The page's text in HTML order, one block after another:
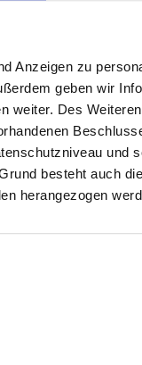
Anzeigen zu
geben wir
weiter. Des
und
besteht auch
herangezogen